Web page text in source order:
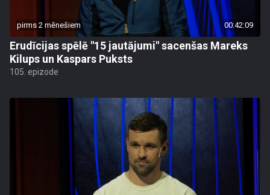
pirms 2 mēnešiem 00:42:09
Erudīcijas spēlē "15 jautājumi" sacenšas Mareks
Kilups un Kaspars Puksts
105. epizode